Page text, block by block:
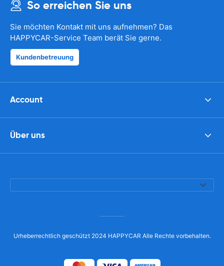
So erreichen Sie uns
Sie möchten Kontakt mit uns aufnehmen? Das
HAPPYCAR-Service Team berät Sie gerne.
Kundenbetreuung
Account
Über uns
Urheberrechtlich geschützt 2024 HAPPYCAR Alle Rechte vorbehalten.